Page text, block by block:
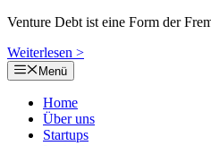
Venture Debt ist eine Form der
Weiterlesen >
Menü
Home
Über uns
Startups